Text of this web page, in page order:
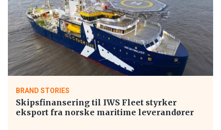
BRAND STORIES
Skipsfinansering til IWS Fleet styrker
eksport fra norske maritime leverandører